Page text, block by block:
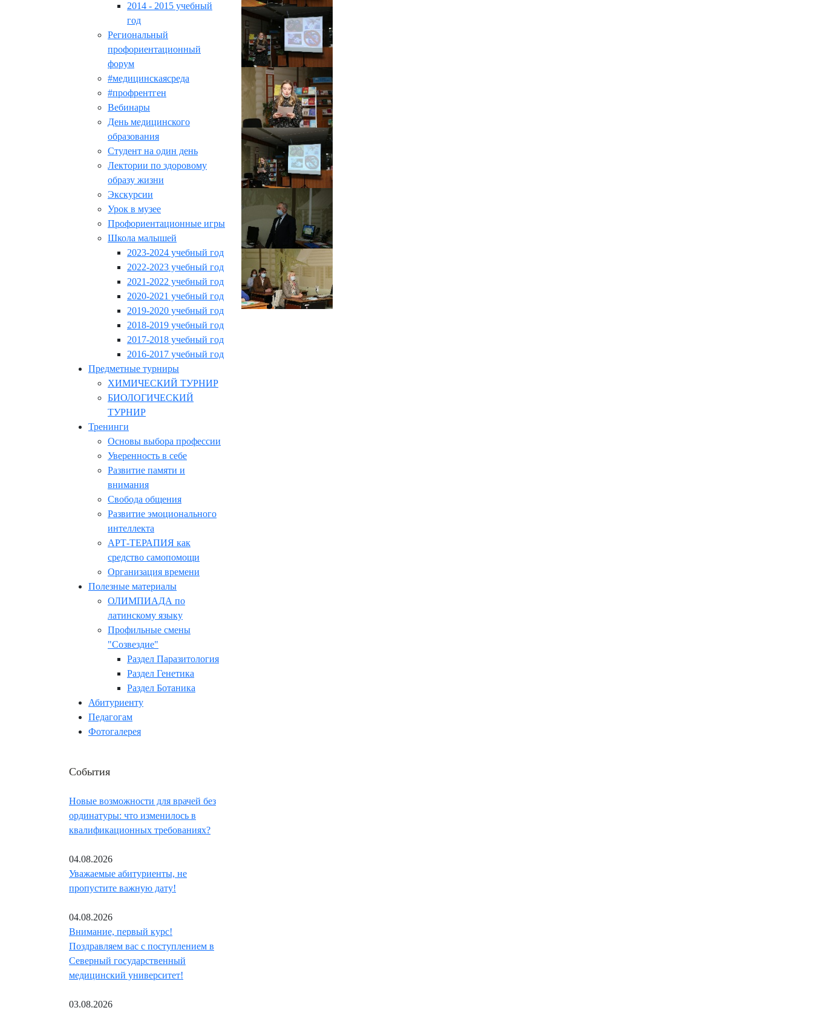
2014 - 2015 учебный
год
Региональный
профориентационный
форум
#медицинскаясреда
#профрентген
Вебинары
День медицинского
образования
Студент на один день
Лектории по здоровому
образу жизни
Экскурсии
Урок в музее
Профориентационные игры
Школа малышей
2023-2024 учебный год
2022-2023 учебный год
2021-2022 учебный год
2020-2021 учебный год
2019-2020 учебный год
2018-2019 учебный год
2017-2018 учебный год
2016-2017 учебный год
Предметные турниры
ХИМИЧЕСКИЙ ТУРНИР
БИОЛОГИЧЕСКИЙ
ТУРНИР
Тренинги
Основы выбора профессии
Уверенность в себе
Развитие памяти и
внимания
Свобода общения
Развитие эмоционального
интеллекта
АРТ-ТЕРАПИЯ как
средство самопомощи
Организация времени
Полезные материалы
ОЛИМПИАДА по
латинскому языку
Профильные смены
"Созвездие"
Раздел Паразитология
Раздел Генетика
Раздел Ботаника
Абитуриенту
Педагогам
Фотогалерея
События
Новые возможности для врачей без
ординатуры: что изменилось в
квалификационных требованиях?
04.08.2026
Уважаемые абитуриенты, не
пропустите важную дату!
04.08.2026
Внимание, первый курс!
Поздравляем вас с поступлением в
Северный государственный
медицинский университет!
03.08.2026